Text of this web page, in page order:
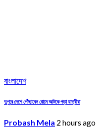
বাংলাদেশ
দুপুরে দেশে পৌঁছাবেন রোমে আটকে পড়া যাত্রীরা
Probash Mela 2 hours ago